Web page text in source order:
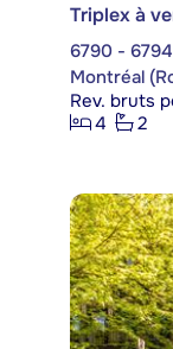
Triplex à
6790 -
Montréal
Rev. bruts
4
2